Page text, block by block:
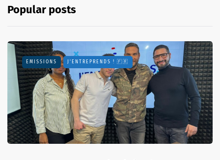
Popular posts
EMISSIONS J'ENTREPRENDS ! 🇫🇷